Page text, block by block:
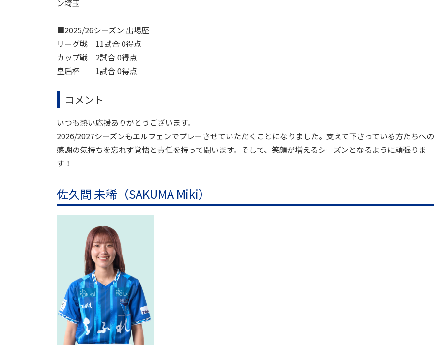
ン埼玉
■2025/26シーズン 出場歴
リーグ戦 11試合 0得点
カップ戦 2試合 0得点
皇后杯 1試合 0得点
コメント
いつも熱い応援ありがとうございます。
2026/2027シーズンもエルフェンでプレーさせていただくことになりました。支えて下さっている方たちへの
感謝の気持ちを忘れず覚悟と責任を持って闘います。そして、笑顔が増えるシーズンとなるように頑張りま
す！
佐久間 未稀（SAKUMA Miki）